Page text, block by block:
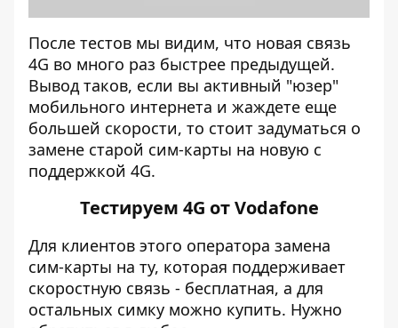
После тестов мы видим, что новая связь
4G во много раз быстрее предыдущей.
Вывод таков, если вы активный "юзер"
мобильного интернета и жаждете еще
большей скорости, то стоит задуматься о
замене старой сим-карты на новую с
поддержкой 4G.
Тестируем 4G отVodafone
Для клиентов этого оператора замена
сим-карты на ту, которая поддерживает
скоростную связь - бесплатная, а для
остальных симку можно купить. Нужно